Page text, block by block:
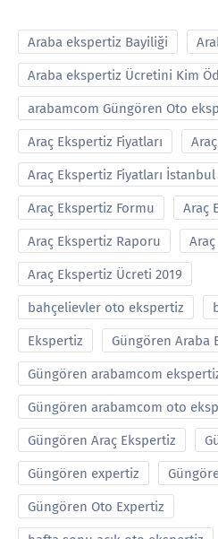
Araba ekspertiz Bayiliği
Araba ekspertiz Ücretini Kim
arabamcom Güngören Oto
Araç Ekspertiz Fiyatları
Araç Ekspertiz Fiyatları İstanbul
Araç Ekspertiz Formu Araç
Araç Ekspertiz Raporu
Araç Ekspertiz Ücreti 2019
bahçelievler oto ekspertiz
Ekspertiz Güngören Araba
Güngören arabamcom
Güngören arabamcom oto
Güngören Araç Ekspertiz
Güngören expertiz
Güngören Oto Expertiz